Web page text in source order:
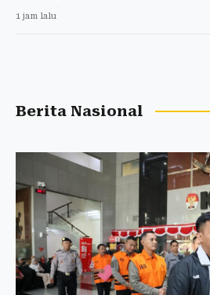
1 jam lalu
Berita Nasional